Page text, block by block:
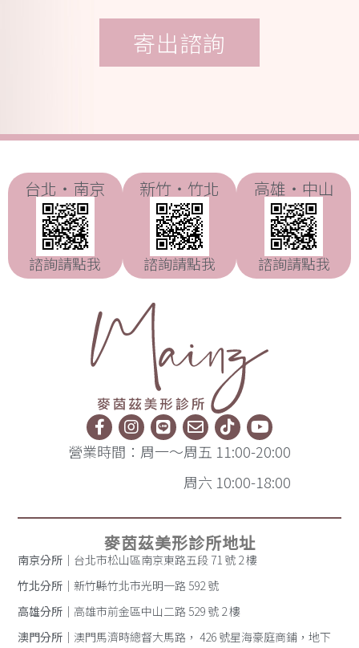
台北・南京
諮詢請點我
新竹・竹北
諮詢請點我
高雄・中山
諮詢請點我
營業時間：周一～周五 11:00-20:00
周六 10:00-18:00
麥茵茲美形診所地址
南京分所 ｜台北市松山區南京東路五段 71 號 2 樓
竹北分所 ｜新竹縣竹北市光明一路 592 號
高雄分所 ｜高雄市前金區中山二路 529 號 2 樓
澳門分所 ｜澳門馬濟時總督大馬路， 426 號星海豪庭商鋪，地下